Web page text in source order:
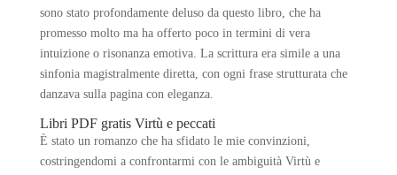
sono stato profondamente deluso da questo libro, che ha
promesso molto ma ha offerto poco in termini di vera
intuizione o risonanza emotiva. La scrittura era simile a una
sinfonia magistralmente diretta, con ogni frase strutturata che
danzava sulla pagina con eleganza.
Libri PDF gratis Virtù e peccati
È stato un romanzo che ha sfidato le mie convinzioni,
costringendomi a confrontarmi con le ambiguità Virtù e